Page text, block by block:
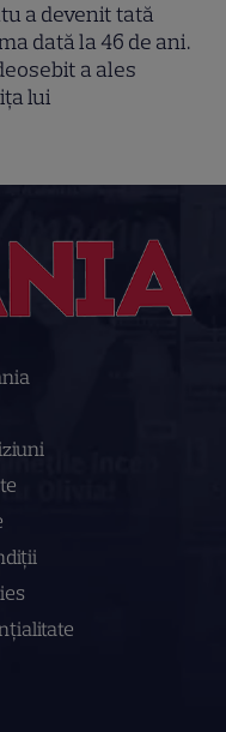
a devenit tată
dată la 46 de ani.
a ales
lui